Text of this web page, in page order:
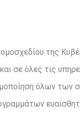
της
σε όλες τις
όλων των